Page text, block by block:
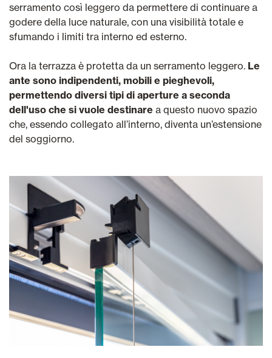
serramento così leggero da permettere di continuare a
godere della luce naturale, con una visibilità totale e
sfumando i limiti tra interno ed esterno.
Ora la terrazza è protetta da un serramento leggero. Le
ante sono indipendenti, mobili e pieghevoli,
permettendo diversi tipi di aperture a seconda
dell'uso che si vuole destinare a questo nuovo spazio
che, essendo collegato all’interno, diventa un’estensione
del soggiorno.